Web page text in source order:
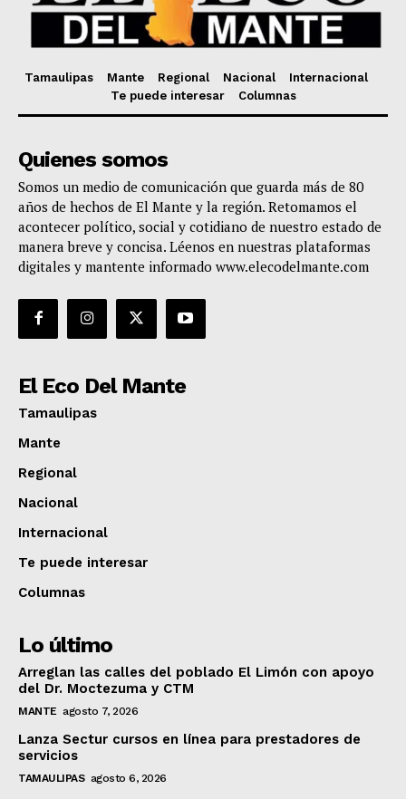
Tamaulipas Mante Regional Nacional
Internacional
Te puede interesar
Columnas
Quienes somos
Somos un medio de comunicación que guarda más de 80
años de hechos de El Mante y la región. Retomamos el
acontecer político, social y cotidiano de nuestro estado de
manera breve y concisa. Léenos en nuestras plataformas
digitales y mantente informado www.elecodelmante.com
El Eco Del Mante
Tamaulipas
Mante
Regional
Nacional
Internacional
Te puede interesar
Columnas
Lo último
Arreglan las calles del poblado El Limón con apoyo
del Dr. Moctezuma y CTM
MANTE agosto 7, 2026
Lanza Sectur cursos en línea para prestadores de
servicios
TAMAULIPAS agosto 6, 2026